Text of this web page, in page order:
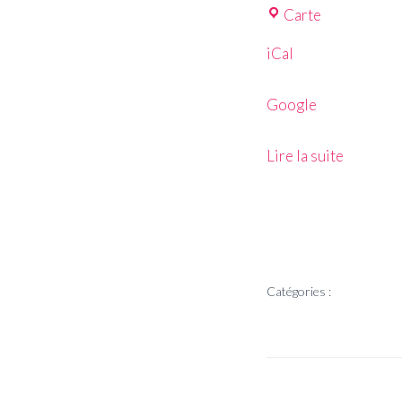
Carte
iCal
Google
Lire la suite
Catégories :